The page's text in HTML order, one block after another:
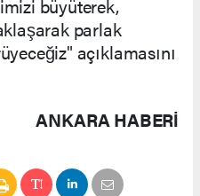
büyüterek,
parlak
açıklamasını
ANKARA HABERİ